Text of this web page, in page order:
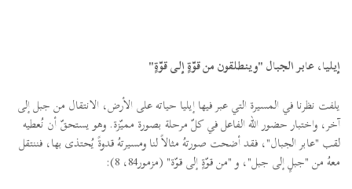
إيليا، عابر الجبال "وينطلقون من قوّةٍ إلى قوّةٍ"
يلفت نظرنا في المسيرة التي عبر فيها إيليا حياته على الأرض، الانتقال من جبل إلى
آخر، واختبار حضور الله الفاعل في كلّ مرحلة بصورة مميّزة. وهو يستحقّ أن نُعطيه
لقب "عابر الجبال"، فقد أضحت صورتهُ مثالاً لنا ومسيرتهُ قدوةً يُحتذى بها، فننتقل
معهُ من "جبلٍ إلى جبل"، و "من قوّةٍ إلى قوّة" (مزمور84، 8):